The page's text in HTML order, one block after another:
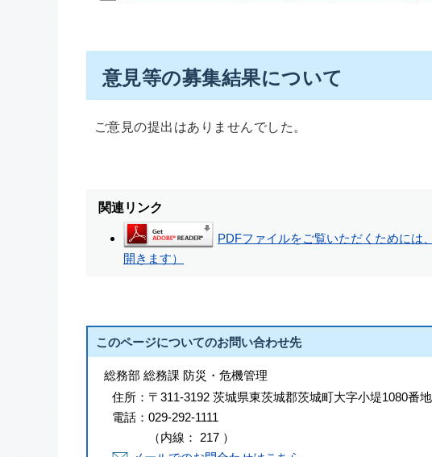
意見等の募集結果について
ご意見の提出はありませんでした。
関連リンク
PDFファイルをご覧いただくためには
開きます）
このページについてのお問い合わせ先
総務部 総務課 防災・危機管理
住所： 〒311-3192 茨城県東茨城郡茨城町大字小堤1080番地
電話： 029-292-1111
（内線 ： 217 ）